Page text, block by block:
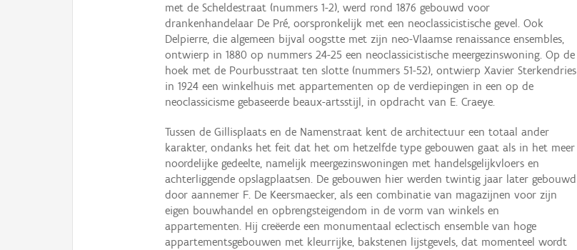
met de Scheldestraat (nummers 1-2), werd rond 1876 gebouwd voor
drankenhandelaar De Pré, oorspronkelijk met een neoclassicistische gevel. Ook
Delpierre, die algemeen bijval oogstte met zijn neo-Vlaamse renaissance ensembles,
ontwierp in 1880 op nummers 24-25 een neoclassicistische meergezinswoning. Op de
hoek met de Pourbusstraat ten slotte (nummers 51-52), ontwierp Xavier Sterkendries
in 1924 een winkelhuis met appartementen op de verdiepingen in een op de
neoclassicisme gebaseerde beaux-artsstijl, in opdracht van E. Craeye.
Tussen de Gillisplaats en de Namenstraat kent de architectuur een totaal ander
karakter, ondanks het feit dat het om hetzelfde type gebouwen gaat als in het meer
noordelijke gedeelte, namelijk meergezinswoningen met handelsgelijkvloers en
achterliggende opslagplaatsen. De gebouwen hier werden twintig jaar later gebouwd
door aannemer F. De Keersmaecker, als een combinatie van magazijnen voor zijn
eigen bouwhandel en opbrengsteigendom in de vorm van winkels en
appartementen. Hij creëerde een monumentaal eclectisch ensemble van hoge
appartementsgebouwen met kleurrijke, bakstenen lijstgevels, dat momenteel wordt